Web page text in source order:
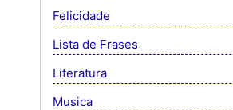
Felicidade
Lista de Frases
Literatura
Musica